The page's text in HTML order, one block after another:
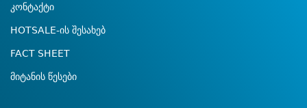
კონტაქტი
HOTSALE-ის შესახებ
FACT SHEET
მიტანის წესები